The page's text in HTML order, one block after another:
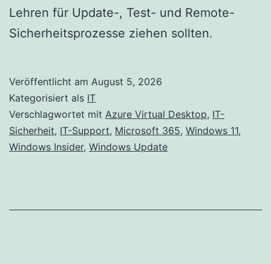
Lehren für Update-, Test- und Remote-
Sicherheitsprozesse ziehen sollten.
Veröffentlicht am August 5, 2026
Kategorisiert als IT
Verschlagwortet mit Azure Virtual Desktop, IT-
Sicherheit, IT-Support, Microsoft 365, Windows 11,
Windows Insider, Windows Update